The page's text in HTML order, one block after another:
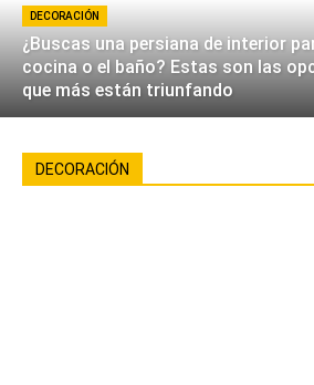
DECORACIÓN
¿Buscas una persiana de interior
cocina o el baño? Estas son las
que más están triunfando
DECORACIÓN